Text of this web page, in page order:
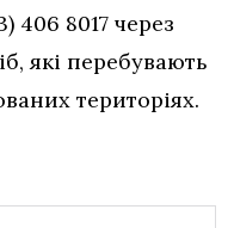
406 8017 через
які перебувають
територіях.